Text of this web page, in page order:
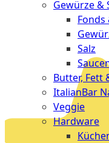
Gewürze &
Fonds
Salz
Butter, Fett
ItalianBar
Veggie
Hardware